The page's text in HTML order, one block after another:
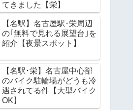
てきました【栄】
【名駅】名古屋駅･栄周辺
の｢無料で見れる展望台｣を
紹介【夜景スポット】
【名駅･栄】名古屋中心部
のバイク駐輪場がどうも冷
遇されてる件【大型バイク
OK】